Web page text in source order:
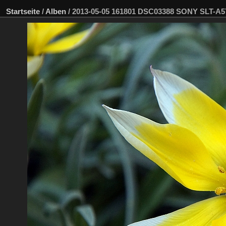
Startseite / Alben / 2013-05-05 161801 DSC03388 SONY SLT-